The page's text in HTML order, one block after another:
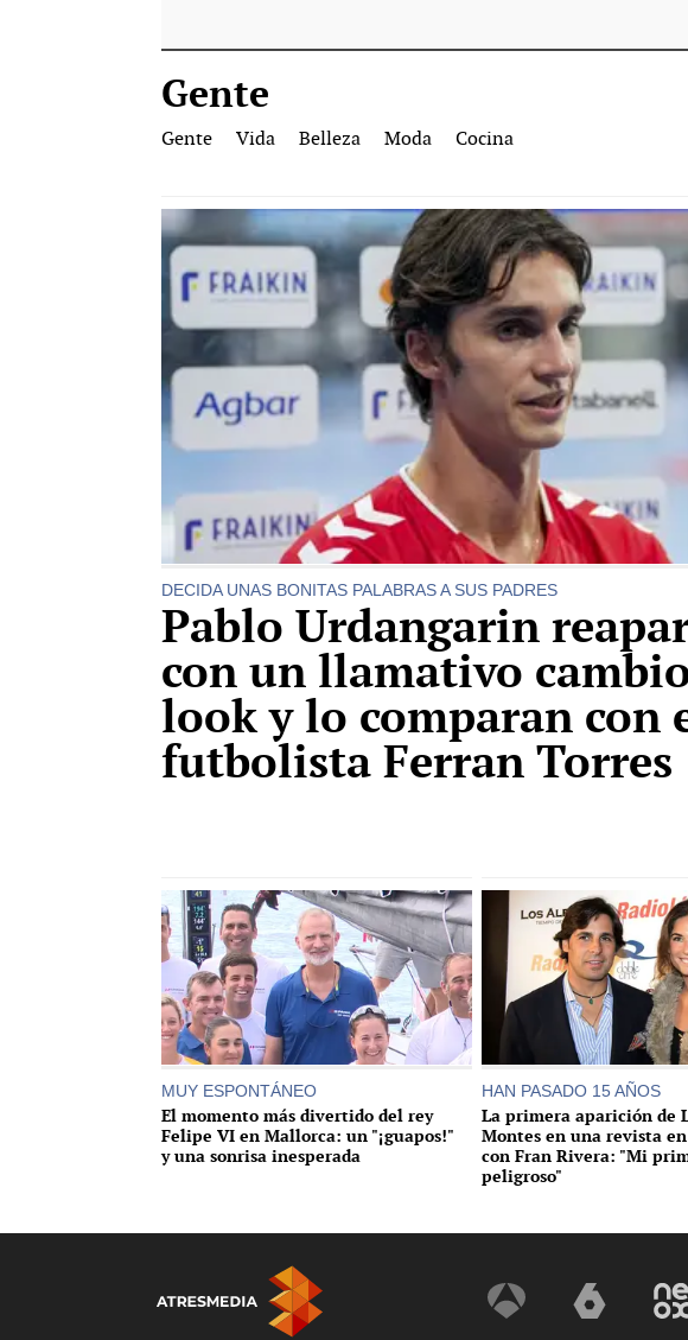
Gente
Gente Vida Belleza Moda Cocina
DECIDA UNAS BONITAS PALABRAS A SUS PADRES
Pablo Urdangarin
con un llamativo
look y lo comparan con
futbolista Ferran Torres
MUY ESPONTÁNEO
El momento más divertido del rey
Felipe VI en Mallorca: un "¡guapos!"
y una sonrisa inesperada
HAN PASADO 15 AÑOS
La primera aparición de
Montes en una revista
con Fran Rivera: "Mi
peligroso"